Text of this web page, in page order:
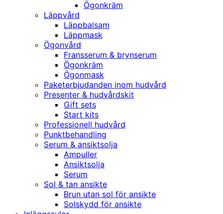
Ögonkräm
Läppvård
Läppbalsam
Läppmask
Ögonvård
Fransserum & brynserum
Ögonkräm
Ögonmask
Paketerbjudanden inom hudvård
Presenter & hudvårdskit
Gift sets
Start kits
Professionell hudvård
Punktbehandling
Serum & ansiktsolja
Ampuller
Ansiktsolja
Serum
Sol & tan ansikte
Brun utan sol för ansikte
Solskydd för ansikte